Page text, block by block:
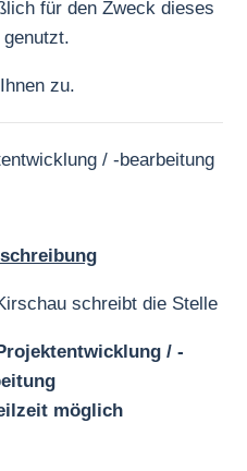
für den Zweck dieses
zu.
/ -bearbeitung
schreibt die Stelle
/ -
möglich